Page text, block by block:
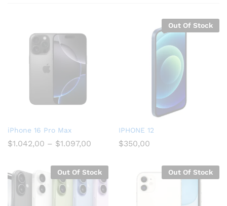
iPhone 16 Pro Max
$1.042,00 – $1.097,00
Out Of Stock
IPHONE 12
$350,00
Out Of Stock Out Of Stock